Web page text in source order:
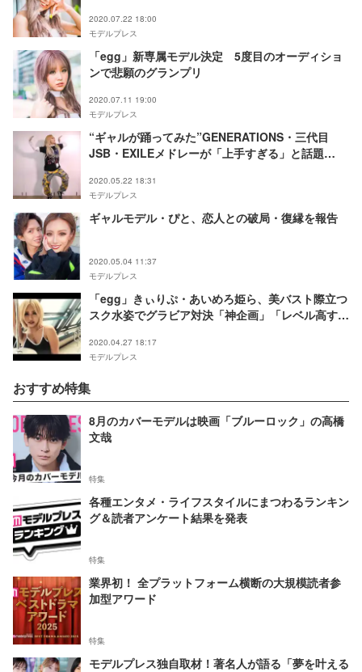
2020.07.22 18:00
モデルプレス
「egg」新専属モデル決定 5度目のオーディショ
ンで悲願のグランプリ
2020.07.11 19:00
モデルプレス
“ギャルが踊ってみた”GENERATIONS・三代目
JSB・EXILEメドレーが「上手すぎる」と話題
2020.05.22 18:31
モデルプレス
ギャルモデル・ぴと、恋人との破局・復縁を報告
2020.05.04 11:37
モデルプレス
「egg」きぃりぷ・あいめろ姫ら、美バスト際立つ
スク水姿でグラビア対決「神企画」「レベル高す
2020.04.27 18:17
モデルプレス
おすすめ特集
8月のカバーモデルは映画「ブルーロック」の高橋
文哉
特集
各種エンタメ・ライフスタイルにまつわるランキン
グ＆読者アンケート結果を発表
特集
業界初！ 全プラットフォーム横断の大規模読者参
加型アワード
特集
モデルプレス独自取材！著名人が語る「夢を叶える